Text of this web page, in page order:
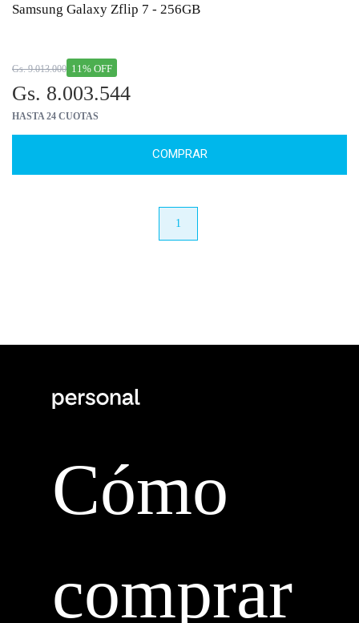
Samsung Galaxy Zflip 7 - 256GB
11% OFF
Gs. 9.013.000
Gs. 8.003.544
HASTA 24 CUOTAS
COMPRAR
1
Cómo
comprar